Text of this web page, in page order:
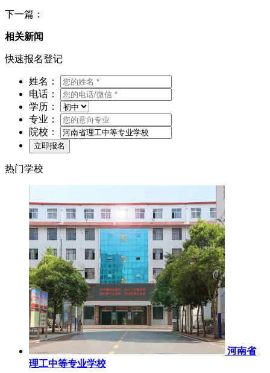
下一篇：
相关新闻
快速报名登记
姓名：
电话：
学历：
专业：
院校：
热门学校
河南省
理工中等专业学校